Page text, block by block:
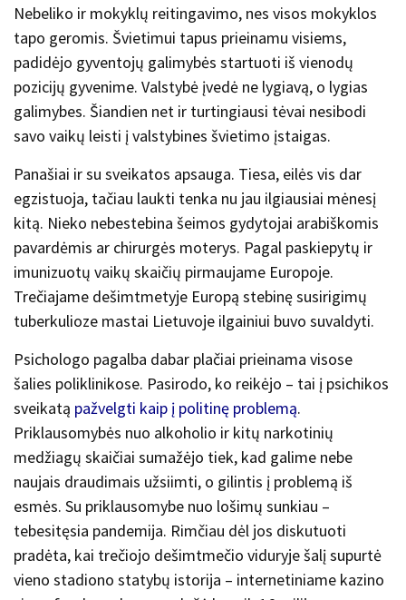
Nebeliko ir mokyklų reitingavimo, nes visos mokyklos
tapo geromis. Švietimui tapus prieinamu visiems,
padidėjo gyventojų galimybės startuoti iš vienodų
pozicijų gyvenime. Valstybė įvedė ne lygiavą, o lygias
galimybes. Šiandien net ir turtingiausi tėvai nesibodi
savo vaikų leisti į valstybines švietimo įstaigas.
Panašiai ir su sveikatos apsauga. Tiesa, eilės vis dar
egzistuoja, tačiau laukti tenka nu jau ilgiausiai mėnesį
kitą. Nieko nebestebina šeimos gydytojai arabiškomis
pavardėmis ar chirurgės moterys. Pagal paskiepytų ir
imunizuotų vaikų skaičių pirmaujame Europoje.
Trečiajame dešimtmetyje Europą stebinę susirigimų
tuberkulioze mastai Lietuvoje ilgainiui buvo suvaldyti.
Psichologo pagalba dabar plačiai prieinama visose
šalies poliklinikose. Pasirodo, ko reikėjo – tai į psichikos
sveikatą pažvelgti kaip į politinę problemą.
Priklausomybės nuo alkoholio ir kitų narkotinių
medžiagų skaičiai sumažėjo tiek, kad galime nebe
naujais draudimais užsiimti, o gilintis į problemą iš
esmės. Su priklausomybe nuo lošimų sunkiau –
tebesitęsia pandemija. Rimčiau dėl jos diskutuoti
pradėta, kai trečiojo dešimtmečio viduryje šalį supurtė
vieno stadiono statybų istorija – internetiniame kazino